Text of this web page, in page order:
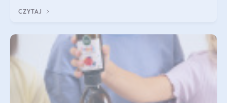
bardziej biodostępny
CZYTAJ